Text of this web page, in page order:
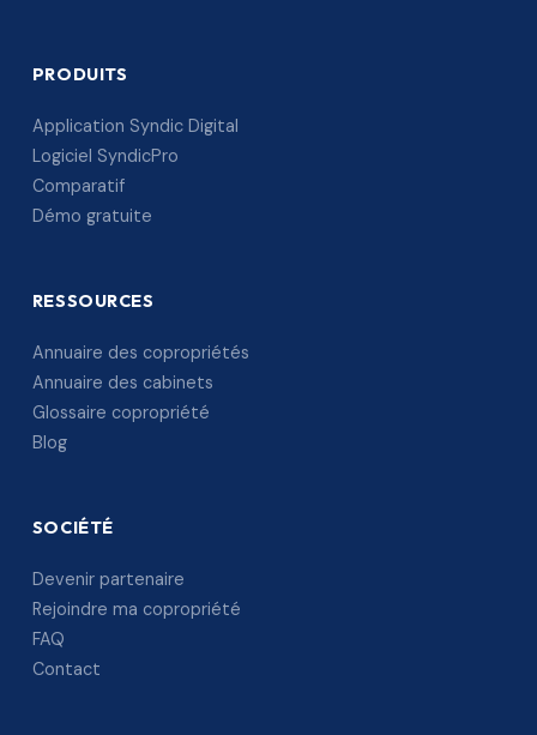
PRODUITS
Application Syndic Digital
Logiciel SyndicPro
Comparatif
Démo gratuite
RESSOURCES
Annuaire des copropriétés
Annuaire des cabinets
Glossaire copropriété
Blog
SOCIÉTÉ
Devenir partenaire
Rejoindre ma copropriété
FAQ
Contact